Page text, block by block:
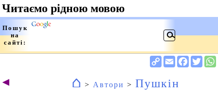
◄ ⌂ > Автори > Пушкін